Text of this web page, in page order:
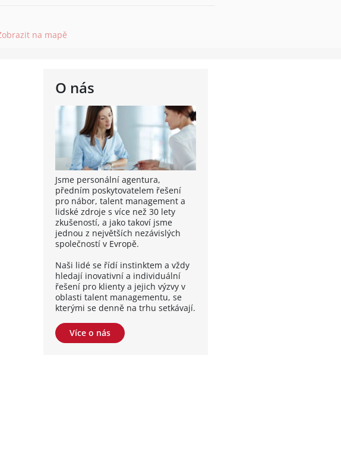
na mapě
O nás
Jsme personální agentura,
předním poskytovatelem řešení
pro nábor, talent management a
lidské zdroje s více než 30 lety
zkušeností, a jako takoví jsme
jednou z největších nezávislých
společností v Evropě.
Naši lidé se řídí instinktem a vždy
hledají inovativní a individuální
řešení pro klienty a jejich výzvy v
oblasti talent managementu, se
kterými se denně na trhu setkávají.
Více o nás